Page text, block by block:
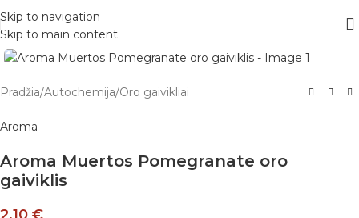
Skip to navigation
Skip to main content
Pradžia/Autochemija/Oro gaivikliai
Aroma
Aroma Muertos Pomegranate oro
gaiviklis